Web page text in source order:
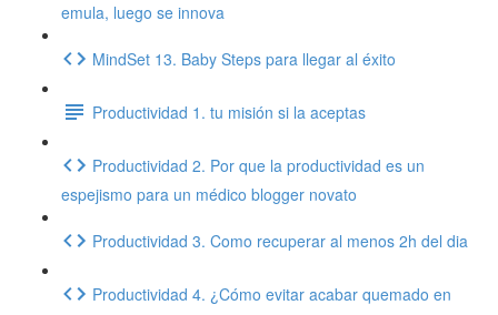
emula, luego se innova
MindSet 13. Baby Steps para llegar al éxito
Productividad 1. tu misión si la aceptas
Productividad 2. Por que la productividad es un
espejismo para un médico blogger novato
Productividad 3. Como recuperar al menos 2h del dia
Productividad 4. ¿Cómo evitar acabar quemado en